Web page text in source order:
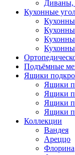
Диваны,
Кухонные
Подъёмные
Ящики
Ящики
Ящики
Ящики
Ящики
Коллекции
Вандея
Ареццо
Флорина